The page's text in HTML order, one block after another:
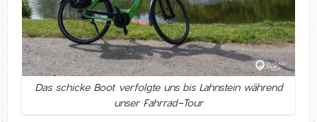
Das schicke Boot verfolgte uns bis Lahnstein während
unser Fahrrad-Tour